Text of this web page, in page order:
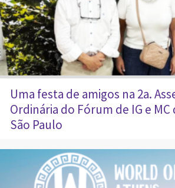
Uma festa de amigos na 2a.
Ordinária do Fórum de IG e
São Paulo